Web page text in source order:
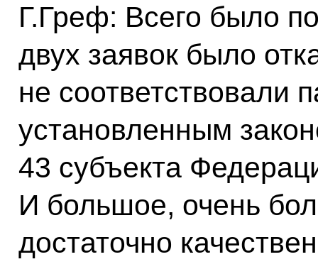
Г.Греф: Всего было
двух заявок было
не соответствовали
установленным
43 субъекта
И большое, очень
достаточно